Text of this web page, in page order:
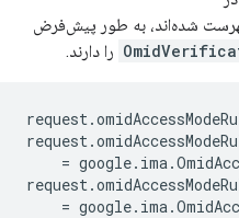
شده‌اند، به طور پیش‌فرض
را دارند.
request.
request.
= google.ima.
request.
= google.ima.